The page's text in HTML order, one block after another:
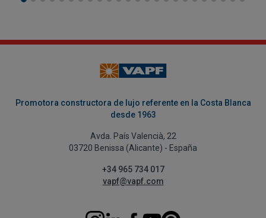
Promotora constructora de lujo referente en la Costa Blanca
desde 1963
Avda. País Valencià, 22
03720 Benissa (Alicante) - España
+34 965 734 017
vapf@vapf.com